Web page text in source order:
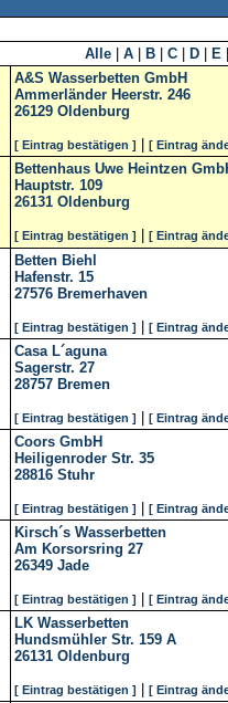
Alle A B C D E
A&S Wasserbetten GmbH
Ammerländer Heerstr. 246
26129 Oldenburg
[ Eintrag bestätigen ] [ Eintrag
Bettenhaus Uwe Heintzen
Hauptstr. 109
26131 Oldenburg
[ Eintrag bestätigen ] [ Eintrag
Betten Biehl
Hafenstr. 15
27576 Bremerhaven
[ Eintrag bestätigen ] [ Eintrag
Casa L´aguna
Sagerstr. 27
28757 Bremen
[ Eintrag bestätigen ] [ Eintrag
Coors GmbH
Heiligenroder Str. 35
28816 Stuhr
[ Eintrag bestätigen ] [ Eintrag
Kirsch´s Wasserbetten
Am Korsorsring 27
26349 Jade
[ Eintrag bestätigen ] [ Eintrag
LK Wasserbetten
Hundsmühler Str. 159 A
26131 Oldenburg
[ Eintrag bestätigen ] [ Eintrag